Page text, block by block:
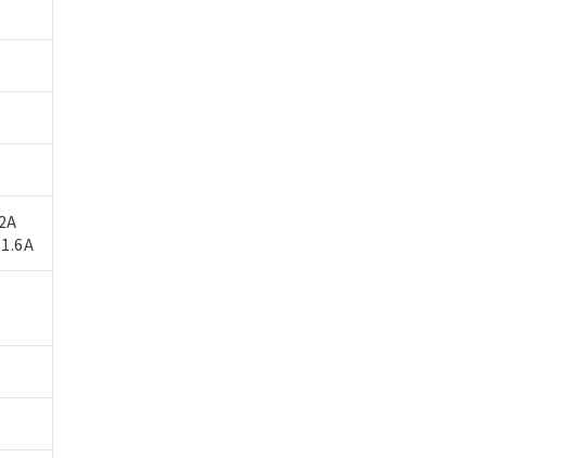
あることをご了承ください。
データに基づき作成されるも
合があることをご了承くださ
のオムロン制御機器販売店・
確認ください。
は開示しないようお願いしま
メンバーズにご登録され
商品です。
確認中の商品です。
。
などやむを得ず変更すること
ルエーテル類(PBDE) 1000ppm以下、
） 1000ppm以下、フタル酸ジブチ
す。
チルベンジル) : 1000ppm、
影響を及ぼさない年数を意
は役務取引許可)を取得する
れないよう必要な手段を講じ
他武器並びにこれらの製造装
当該第三者に通知します。
がある場合は、取り引きをい
客様担当のオムロン制御